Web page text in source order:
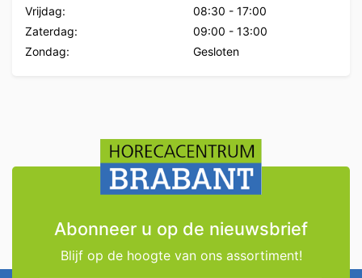
Vrijdag:
08:30 - 17:00
Zaterdag:
09:00 - 13:00
Zondag:
Gesloten
Abonneer u op de nieuwsbrief
Blijf op de hoogte van ons assortiment!